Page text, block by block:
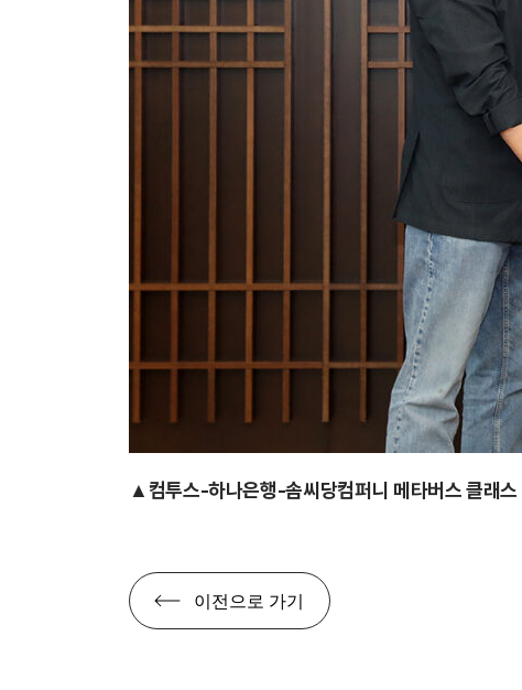
▲컴투스-하나은행-솜씨당컴퍼니 메타버스 클래스
이전으로 가기